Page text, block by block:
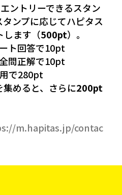
ントリーできるスタン
ンプに応じてハピタス
します（500pt）。
ト回答で10pt
問正解で10pt
で280pt
集めると、さらに200pt
m.hapitas.jp/contac